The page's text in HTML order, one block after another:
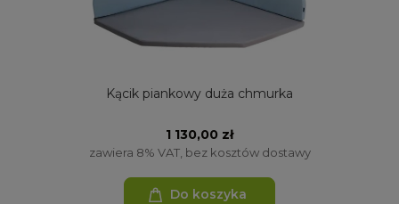
Kącik piankowy duża chmurka
1 130,00 zł
zawiera 8% VAT, bez kosztów dostawy
Do koszyka